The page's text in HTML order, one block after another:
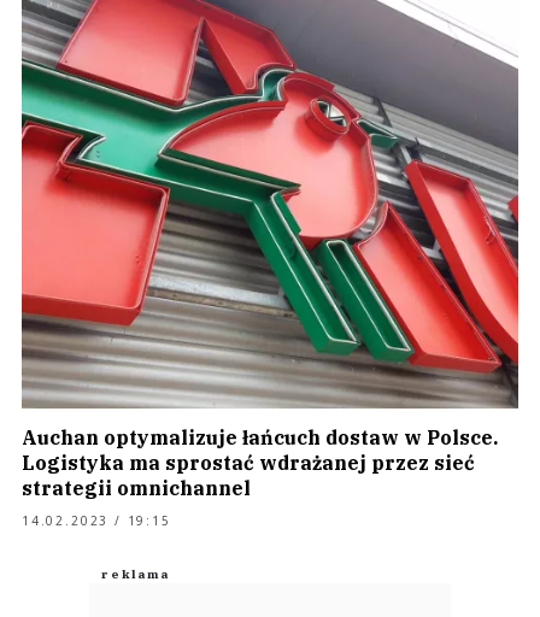
Auchan optymalizuje łańcuch dostaw w Polsce.
Logistyka ma sprostać wdrażanej przez sieć
strategii omnichannel
14.02.2023 / 19:15